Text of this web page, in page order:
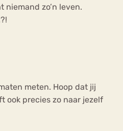
niemand zo’n leven.
meten. Hoop dat jij
ook precies zo naar jezelf